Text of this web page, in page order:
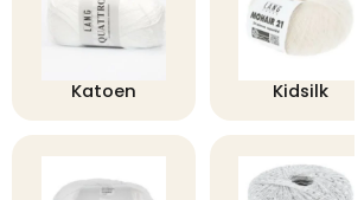
Katoen Kidsilk